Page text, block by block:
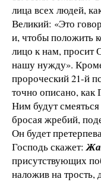
лица всех людей,
Великий: «Это
и, чтобы положить
лицо к нам, просит
нашу нужду».
пророческий 21-й
точно описано, как
Ним будут
бросая жребий,
Он будет
Господь скажет:
присутствующих
наложив на трость,